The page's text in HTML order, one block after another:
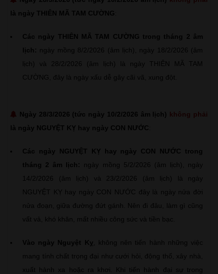
là ngày THIÊN MÃ TAM CƯỜNG
Các ngày THIÊN MÃ TAM CƯỜNG trong tháng 2 âm
lịch: ngày mồng 8/2/2026 (âm lịch), ngày 18/2/2026 (âm
lịch) và 28/2/2026 (âm lịch) là ngày THIÊN MÃ TAM
CƯỜNG, đây là ngày xấu dễ gây cãi vã, xung đột.
Ngày 28/3/2026 (tức ngày 10/2/2026 âm lịch) không phải
là ngày NGUYỆT KỴ hay ngày CON NƯỚC
Các ngày NGUYỆT KỴ hay ngày CON NƯỚC trong
tháng 2 âm lịch:
ngày mồng 5/2/2026 (âm lịch), ngày
14/2/2026 (âm lịch) và 23/2/2026 (âm lịch) là ngày
NGUYỆT KỴ hay ngày CON NƯỚC đây là ngày nửa đời
nửa đoạn, giữa đường đứt gánh. Nên đi đâu, làm gì cũng
vất vả, khó khăn, mất nhiều công sức và tiền bạc.
Vào ngày Nguyệt Kỵ , không nên tiến hành những việc
mang tính chất trọng đại như cưới hỏi, động thổ, xây nhà,
xuất hành xa hoặc ra khơi. Khi tiến hành đại sự trong